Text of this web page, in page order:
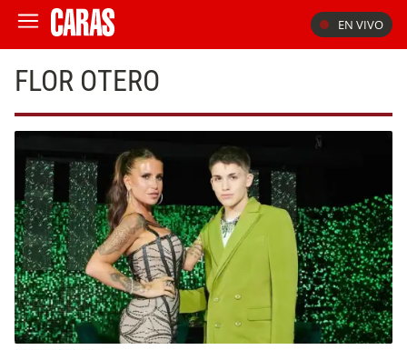
EN VIVO
FLOR OTERO